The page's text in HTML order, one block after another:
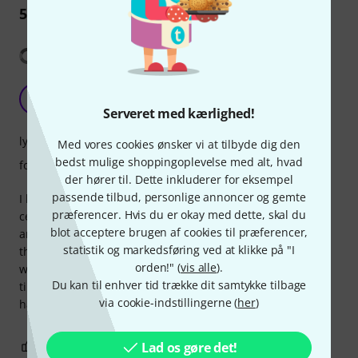
Serveret med kærlighed!
Med vores cookies ønsker vi at tilbyde dig den
bedst mulige shoppingoplevelse med alt, hvad
der hører til. Dette inkluderer for eksempel
passende tilbud, personlige annoncer og gemte
præferencer. Hvis du er okay med dette, skal du
blot acceptere brugen af cookies til præferencer,
statistik og markedsføring ved at klikke på "I
orden!" (vis alle).
Du kan til enhver tid trække dit samtykke tilbage
via cookie-indstillingerne (her)
Lad os gøre det!
5Anmeldelser
Jencello 16.06.2019
I have recently put a set of Jargar Superior strings on my
cello. I previously used the Jargar Medium (blue) for the A
and D, and Jargar Forte (red) for the G and D. I am finding
the Superior have a clearer tone. I often have a problem
with a metallic sound on a new C string, but after a short
time the Superior played in and is much better. I am very
happy with the result.
lyd
forarbejdning
ANMELD BEDØMMELSE